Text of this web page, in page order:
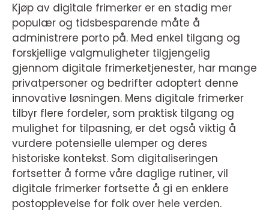
Kjøp av digitale frimerker er en stadig mer
populær og tidsbesparende måte å
administrere porto på. Med enkel tilgang og
forskjellige valgmuligheter tilgjengelig
gjennom digitale frimerketjenester, har mange
privatpersoner og bedrifter adoptert denne
innovative løsningen. Mens digitale frimerker
tilbyr flere fordeler, som praktisk tilgang og
mulighet for tilpasning, er det også viktig å
vurdere potensielle ulemper og deres
historiske kontekst. Som digitaliseringen
fortsetter å forme våre daglige rutiner, vil
digitale frimerker fortsette å gi en enklere
postopplevelse for folk over hele verden.